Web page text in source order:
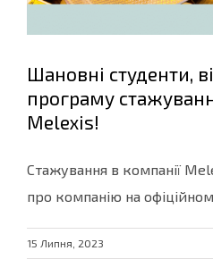
Шановні студенти,
програму
Melexis!
Стажування в компанії
про компанію на
15 Липня, 2023